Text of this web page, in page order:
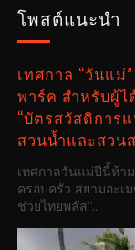
โพสต์แนะนำ
เทศกาล “วันแม่
พาร์ค สำหรับผู้ไ
“บัตรสวัสดิการ
สวนน้ำและสว
เทศกาลวันแม่ปีนี้ห้า
ครอบครัว สยามอะเ
ช่วยไทยพลัส”...